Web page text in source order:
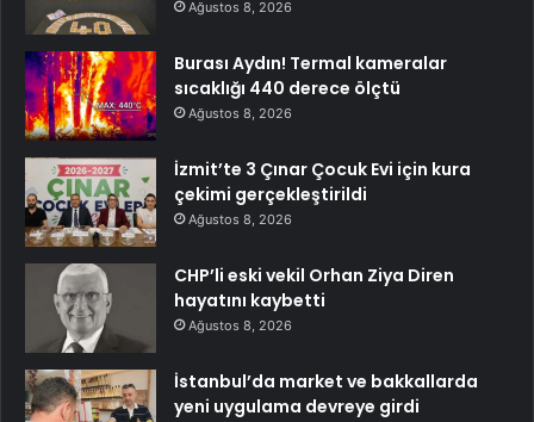
Ağustos 8, 2026
Burası Aydın! Termal kameralar
sıcaklığı 440 derece ölçtü
Ağustos 8, 2026
İzmit’te 3 Çınar Çocuk Evi için kura
çekimi gerçekleştirildi
Ağustos 8, 2026
CHP’li eski vekil Orhan Ziya Diren
hayatını kaybetti
Ağustos 8, 2026
İstanbul’da market ve bakkallarda
yeni uygulama devreye girdi